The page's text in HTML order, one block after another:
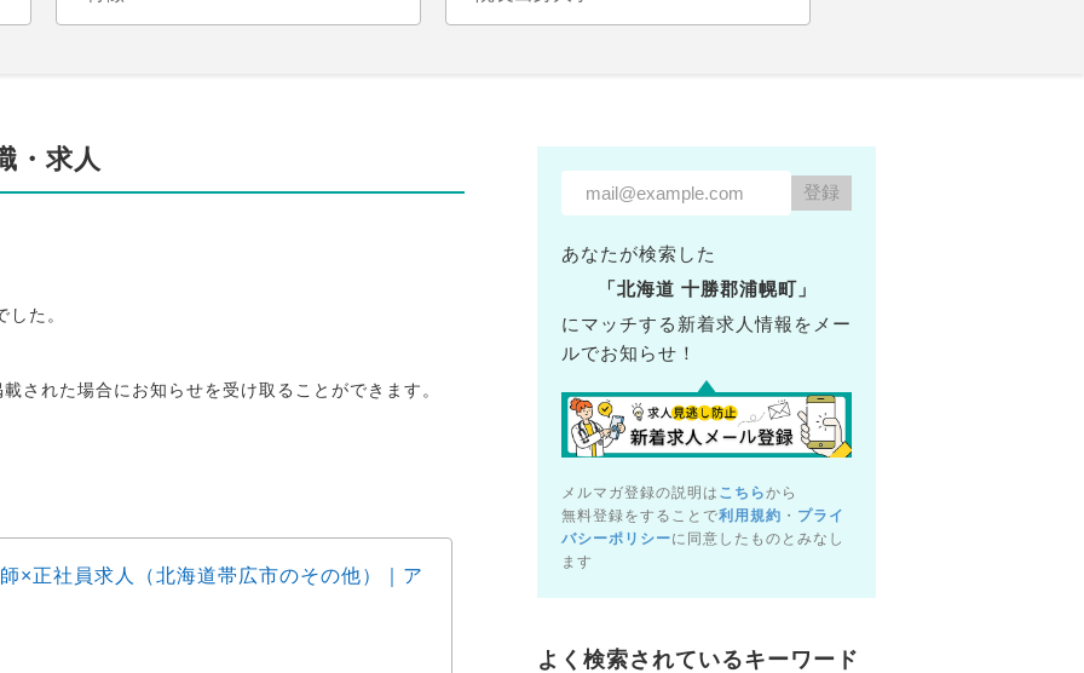
・求人
た。
された場合にお知らせを受け取ることができます。
×正社員求人（北海道帯広市のその他）｜ア
動物病院（北海道札幌市東区）の獣医師×アルバイト・パート
北海道札幌市東区
あなたが検索した
「北海道 十勝郡浦幌町」
にマッチする新着求人情報をメー
ルでお知らせ！
メルマガ登録の説明は こちらから
無料登録をすることで利用規約 ・ プライ
バシーポリシーに同意したものとみなし
ます
よく検索されているキーワード